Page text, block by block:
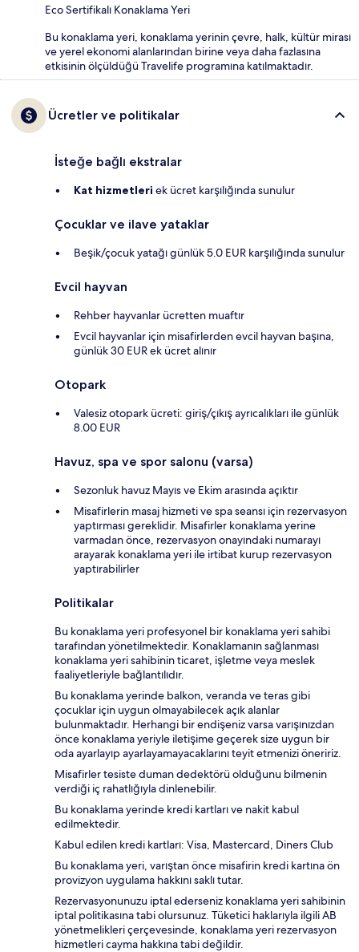
Eco Sertifikalı Konaklama Yeri
Bu konaklama yeri, konaklama yerinin çevre, halk, kültür mirası
ve yerel ekonomi alanlarından birine veya daha fazlasına
etkisinin ölçüldüğü Travelife programına katılmaktadır.
Ücretler ve politikalar
İsteğe bağlı ekstralar
Kat hizmetleri ek ücret karşılığında sunulur
Çocuklar ve ilave yataklar
Beşik/çocuk yatağı günlük 5.0 EUR karşılığında sunulur
Evcil hayvan
Rehber hayvanlar ücretten muaftır
Evcil hayvanlar için misafirlerden evcil hayvan başına,
günlük 30 EUR ek ücret alınır
Otopark
Valesiz otopark ücreti: giriş/çıkış ayrıcalıkları ile günlük
8.00 EUR
Havuz, spa ve spor salonu (varsa)
Sezonluk havuz Mayıs ve Ekim arasında açıktır
Misafirlerin masaj hizmeti ve spa seansı için rezervasyon
yaptırması gereklidir. Misafirler konaklama yerine
varmadan önce, rezervasyon onayındaki numarayı
arayarak konaklama yeri ile irtibat kurup rezervasyon
yaptırabilirler
Politikalar
Bu konaklama yeri profesyonel bir konaklama yeri sahibi
tarafından yönetilmektedir. Konaklamanın sağlanması
konaklama yeri sahibinin ticaret, işletme veya meslek
faaliyetleriyle bağlantılıdır.
Bu konaklama yerinde balkon, veranda ve teras gibi
çocuklar için uygun olmayabilecek açık alanlar
bulunmaktadır. Herhangi bir endişeniz varsa varışınızdan
önce konaklama yeriyle iletişime geçerek size uygun bir
oda ayarlayıp ayarlayamayacaklarını teyit etmenizi öneririz.
Misafirler tesiste duman dedektörü olduğunu bilmenin
verdiği iç rahatlığıyla dinlenebilir.
Bu konaklama yerinde kredi kartları ve nakit kabul
edilmektedir.
Kabul edilen kredi kartları: Visa, Mastercard, Diners Club
Bu konaklama yeri, varıştan önce misafirin kredi kartına ön
provizyon uygulama hakkını saklı tutar.
Rezervasyonunuzu iptal ederseniz konaklama yeri sahibinin
iptal politikasına tabi olursunuz. Tüketici haklarıyla ilgili AB
yönetmelikleri çerçevesinde, konaklama yeri rezervasyon
hizmetleri cayma hakkına tabi değildir.